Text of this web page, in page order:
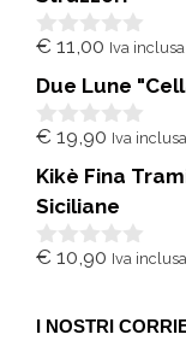
0
u
5
€ 11,00 Iva inclusa
Due Lune
0
u
5
€ 19,90 Iva inclusa
Kikè Fina
Siciliane
0
5
€ 10,90 Iva inclusa
I NOSTRI